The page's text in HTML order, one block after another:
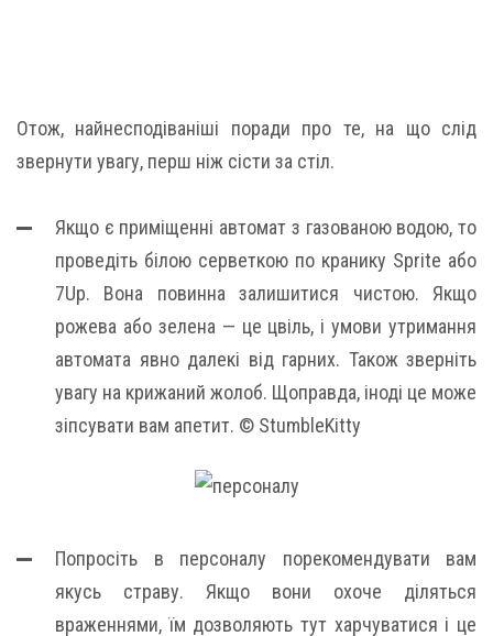
Отож, найнесподіваніші поради про те, на що слід
звернути увагу, перш ніж сісти за стіл.
Якщо є приміщенні автомат з газованою водою, то
проведіть білою серветкою по кранику Sprite або
7Up. Вона повинна залишитися чистою. Якщо
рожева або зелена — це цвіль, і умови утримання
автомата явно далекі від гарних. Також зверніть
увагу на крижаний жолоб. Щоправда, іноді це може
зіпсувати вам апетит. © StumbleKitty
Попросіть в персоналу порекомендувати вам
якусь страву. Якщо вони охоче діляться
враженнями, їм дозволяють тут харчуватися і це